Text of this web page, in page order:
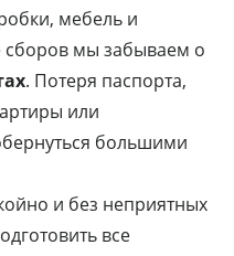
мебель и
сборов мы забываем о
. Потеря паспорта,
или
большими
и без неприятных
все